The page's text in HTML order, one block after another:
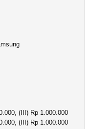
(III) Rp 1.000.000
(III) Rp 1.000.000